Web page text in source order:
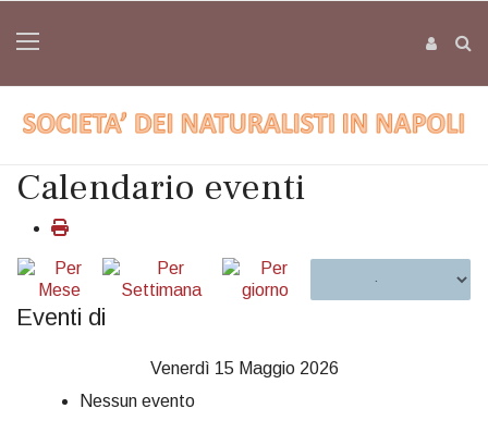
Calendario eventi
Eventi di
Venerdì 15 Maggio 2026
Nessun evento